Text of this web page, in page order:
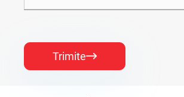
Trimite